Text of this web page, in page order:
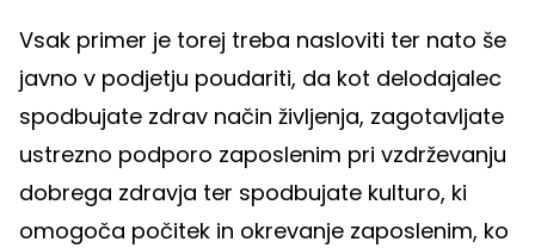
Vsak primer je torej treba nasloviti ter nato še
javno v podjetju poudariti, da kot delodajalec
spodbujate zdrav način življenja, zagotavljate
ustrezno podporo zaposlenim pri vzdrževanju
dobrega zdravja ter spodbujate kulturo, ki
omogoča počitek in okrevanje zaposlenim, ko